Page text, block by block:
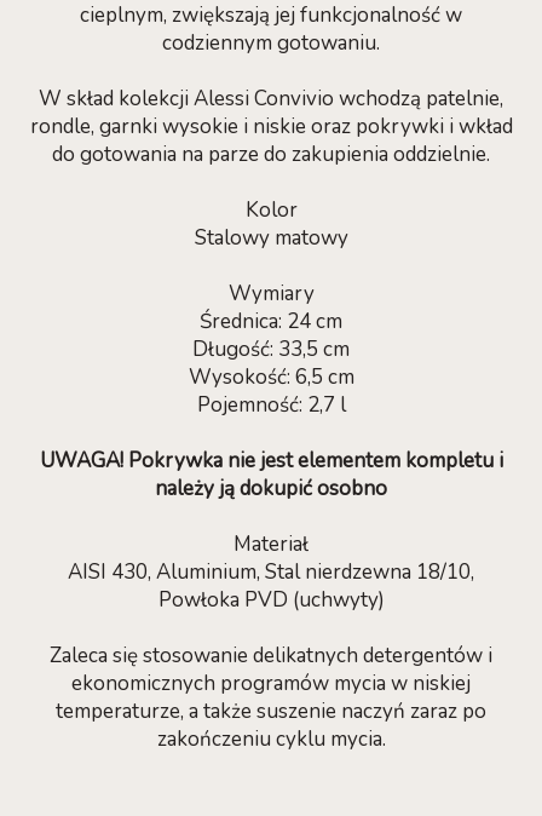
cieplnym, zwiększają jej funkcjonalność w
codziennym gotowaniu.
W skład kolekcji Alessi Convivio wchodzą patelnie,
rondle, garnki wysokie i niskie oraz pokrywki i wkład
do gotowania na parze do zakupienia oddzielnie.
Kolor
Stalowy matowy
Wymiary
Średnica: 24 cm
Długość: 33,5 cm
Wysokość: 6,5 cm
Pojemność: 2,7 l
UWAGA! Pokrywka nie jest elementem kompletu i
należy ją dokupić osobno
Materiał
AISI 430, Aluminium, Stal nierdzewna 18/10,
Powłoka PVD (uchwyty)
Zaleca się stosowanie delikatnych detergentów i
ekonomicznych programów mycia w niskiej
temperaturze, a także suszenie naczyń zaraz po
zakończeniu cyklu mycia.